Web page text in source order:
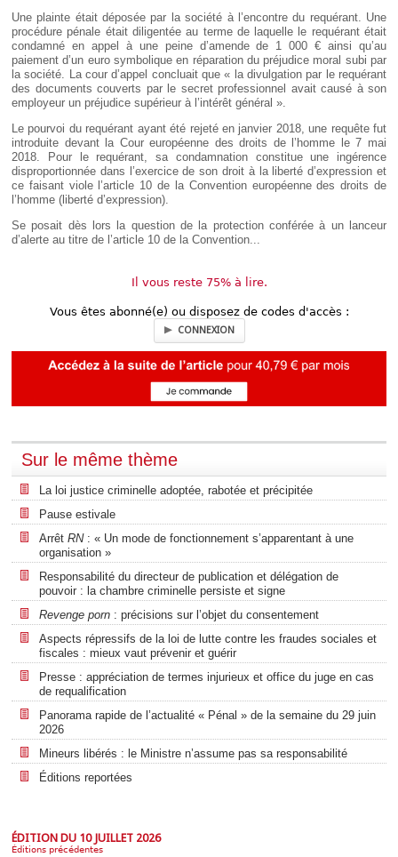
Une plainte était déposée par la société à l’encontre du requérant. Une
procédure pénale était diligentée au terme de laquelle le requérant était
condamné en appel à une peine d’amende de 1 000 € ainsi qu’au
paiement d’un euro symbolique en réparation du préjudice moral subi par
la société. La cour d’appel concluait que « la divulgation par le requérant
des documents couverts par le secret professionnel avait causé à son
employeur un préjudice supérieur à l’intérêt général ».
Le pourvoi du requérant ayant été rejeté en janvier 2018, une requête fut
introduite devant la Cour européenne des droits de l’homme le 7 mai
2018. Pour le requérant, sa condamnation constitue une ingérence
disproportionnée dans l’exercice de son droit à la liberté d’expression et
ce faisant viole l’article 10 de la Convention européenne des droits de
l’homme (liberté d’expression).
Se posait dès lors la question de la protection conférée à un lanceur
d’alerte au titre de l’article 10 de la Convention...
Il vous reste 75% à lire.
Vous êtes abonné(e) ou disposez de codes d'accès :
CONNEXION
Sur le même thème
La loi justice criminelle adoptée, rabotée et précipitée
Pause estivale
Arrêt RN: « Un mode de fonctionnement s’apparentant à une
organisation »
Responsabilité du directeur de publication et délégation de
pouvoir : la chambre criminelle persiste et signe
Revenge porn : précisions sur l’objet du consentement
Aspects répressifs de la loi de lutte contre les fraudes sociales et
fiscales : mieux vaut prévenir et guérir
Presse : appréciation de termes injurieux et office du juge en cas
de requalification
Panorama rapide de l’actualité « Pénal » de la semaine du 29 juin
2026
Mineurs libérés : le Ministre n’assume pas sa responsabilité
Éditions reportées
ÉDITION DU 10 JUILLET 2026
Éditions précédentes